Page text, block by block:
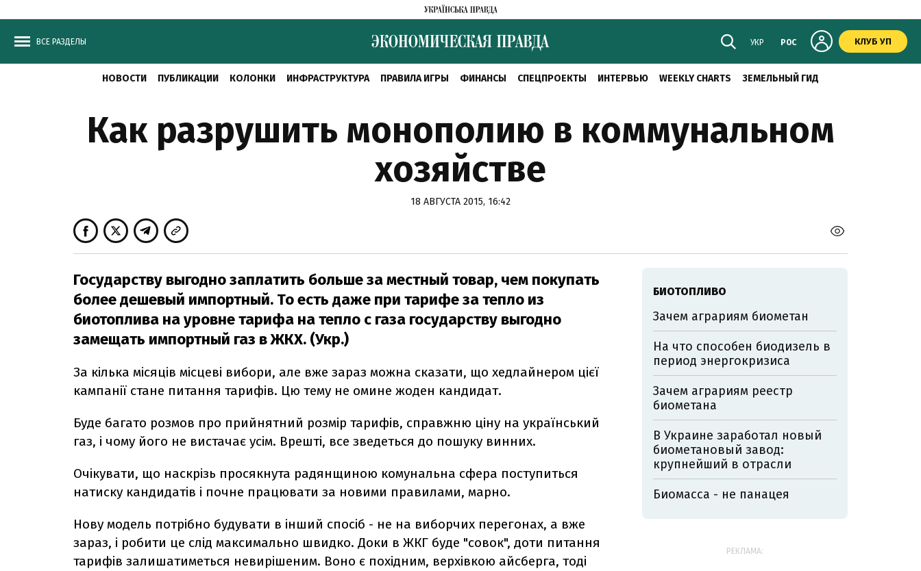
ВСЕ РАЗДЕЛЫ УКР РОС КЛУБ УП
НОВОСТИ ПУБЛИКАЦИИ КОЛОНКИ ИНФРАСТРУКТУРА ПРАВИЛА ИГРЫ ФИНАНСЫ СПЕЦПРОЕКТЫ ИНТЕРВЬЮ WEEKLY CHARTS ЗЕМЕЛЬНЫЙ ГИД
Как разрушить монополию в коммунальном
хозяйстве
18 АВГУСТА 2015, 16:42
Государству выгодно заплатить больше за местный товар, чем покупать
более дешевый импортный. То есть даже при тарифе за тепло из
биотоплива на уровне тарифа на тепло с газа государству выгодно
замещать импортный газ в ЖКХ. (Укр.)
За кілька місяців місцеві вибори, але вже зараз можна сказати, що хедлайнером цієї
кампанії стане питання тарифів. Цю тему не омине жоден кандидат.
Буде багато розмов про прийнятний розмір тарифів, справжню ціну на український
газ, і чому його не вистачає усім. Врешті, все зведеться до пошуку винних.
Очікувати, що наскрізь просякнута радянщиною комунальна сфера поступиться
натиску кандидатів і почне працювати за новими правилами, марно.
Нову модель потрібно будувати в інший спосіб - не на виборчих перегонах, а вже
зараз, і робити це слід максимально швидко. Доки в ЖКГ буде "совок", доти питання
тарифів залишатиметься невирішеним. Воно є похідним, верхівкою айсберга, тоді
БИОТОПЛИВО
Зачем аграриям биометан
На что способен биодизель в
период энергокризиса
Зачем аграриям реестр
биометана
В Украине заработал новый
биометановый завод:
крупнейший в отрасли
Биомасса - не панацея
РЕКЛАМА: